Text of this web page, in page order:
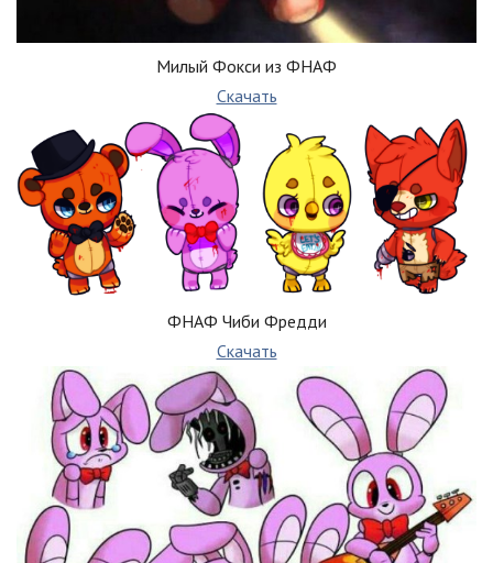
Милый Фокси из ФНАФ
Скачать
ФНАФ Чиби Фредди
Скачать